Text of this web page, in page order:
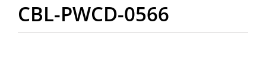
CBL-PWCD-0566